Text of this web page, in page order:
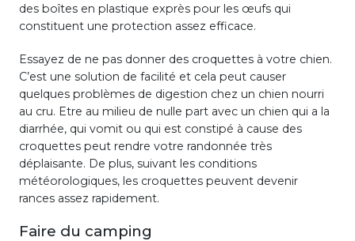
des boîtes en plastique exprès pour les œufs qui
constituent une protection assez efficace.
Essayez de ne pas donner des croquettes à votre chien.
C’est une solution de facilité et cela peut causer
quelques problèmes de digestion chez un chien nourri
au cru. Etre au milieu de nulle part avec un chien qui a la
diarrhée, qui vomit ou qui est constipé à cause des
croquettes peut rendre votre randonnée très
déplaisante. De plus, suivant les conditions
météorologiques, les croquettes peuvent devenir
rances assez rapidement.
Faire du camping